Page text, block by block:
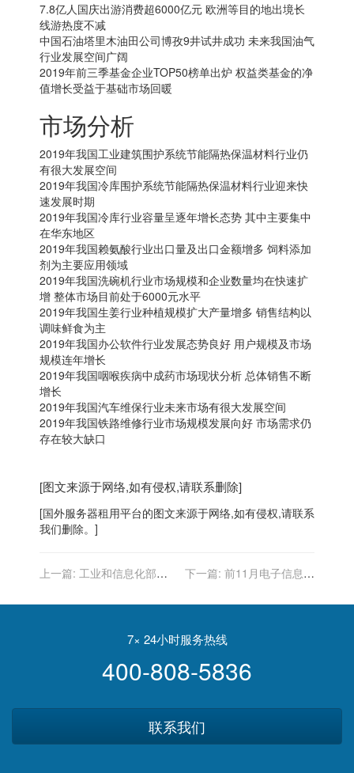
7.8亿人国庆出游消费超6000亿元 欧洲等目的地出境长
线游热度不减
中国石油塔里木油田公司博孜9井试井成功 未来我国油气
行业发展空间广阔
2019年前三季基金企业TOP50榜单出炉 权益类基金的净
值增长受益于基础市场回暖
市场分析
2019年我国工业建筑围护系统节能隔热保温材料行业仍
有很大发展空间
2019年我国冷库围护系统节能隔热保温材料行业迎来快
速发展时期
2019年我国冷库行业容量呈逐年增长态势 其中主要集中
在华东地区
2019年我国赖氨酸行业出口量及出口金额增多 饲料添加
剂为主要应用领域
2019年我国洗碗机行业市场规模和企业数量均在快速扩
增 整体市场目前处于6000元水平
2019年我国生姜行业种植规模扩大产量增多 销售结构以
调味鲜食为主
2019年我国办公软件行业发展态势良好 用户规模及市场
规模连年增长
2019年我国咽喉疾病中成药市场现状分析 总体销售不断
增长
2019年我国汽车维保行业未来市场有很大发展空间
2019年我国铁路维修行业市场规模发展向好 市场需求仍
存在较大缺口
[图文来源于网络,如有侵权,请联系删除]
[国外服务器租用平台的图文来源于网络,如有侵权,请联系
我们删除。]
上一篇: 工业和信息化部发
端贯通能力提升专项行动的
下一篇: 前11月电子信息业
7× 24小时服务热线
400-808-5836
联系我们